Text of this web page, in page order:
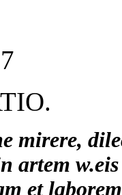
mirere,
artem
et